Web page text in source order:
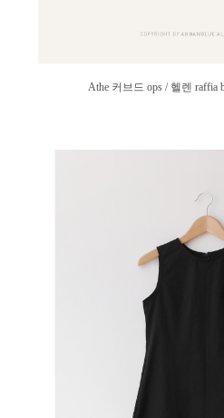
Athe 커브드 ops / 헬렌 raffia